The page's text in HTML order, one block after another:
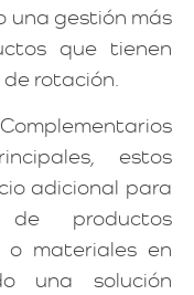
una gestión más
que tienen
rotación.
Complementarios
estos
adicional para
de productos
o materiales en
una solución